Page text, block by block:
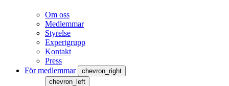
Om oss
Medlemmar
Styrelse
Expertgrupp
Kontakt
Press
För medlemmar
chevron_right
chevron_left